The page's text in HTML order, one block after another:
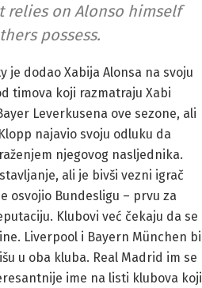
relies on Alonso himself
possess.
je dodao Xabija Alonsa na svoju
timova koji razmatraju Xabi
Leverkusena ove sezone, ali
najavio svoju odluku da
njegovog nasljednika.
ali je bivši vezni igrač
osvojio Bundesligu – prvu za
Klubovi već čekaju da se
Liverpool i Bayern München bi
u oba kluba. Real Madrid im se
ime na listi klubova koji